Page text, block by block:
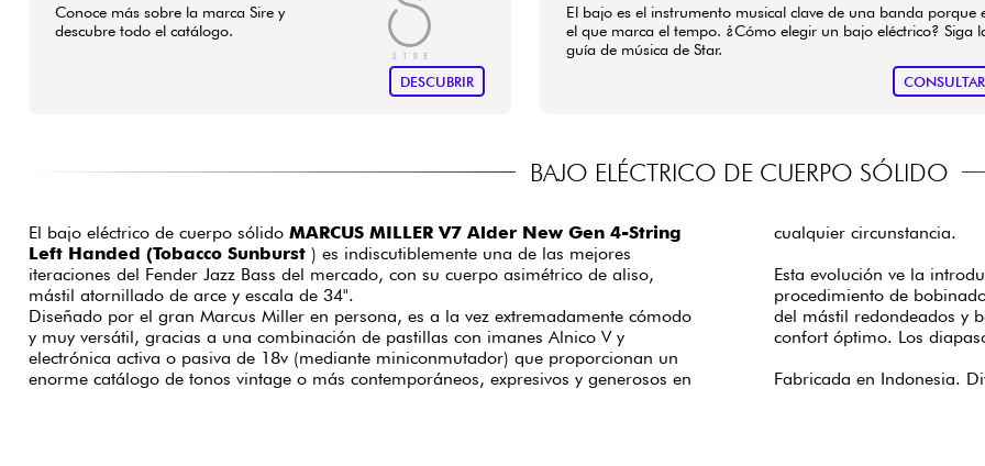
Conoce más sobre la marca Sire y
descubre todo el catálogo.
DESCUBRIR
El bajo es el instrumento musical clave de una banda porque
el que marca el tempo. ¿Cómo elegir un bajo eléctrico? Siga
guía de música de Star.
CONSULTAR
BAJO ELÉCTRICO DE CUERPO SÓLIDO
El bajo eléctrico de cuerpo sólido MARCUS MILLER V7 Alder New Gen 4-String
Left Handed (Tobacco Sunburst) es indiscutiblemente una de las mejores
iteraciones del Fender Jazz Bass del mercado, con su cuerpo asimétrico de aliso,
mástil atornillado de arce y escala de 34".
Diseñado por el gran Marcus Miller en persona, es a la vez extremadamente cómodo
y muy versátil, gracias a una combinación de pastillas con imanes Alnico V y
electrónica activa o pasiva de 18v (mediante miniconmutador) que proporcionan un
enorme catálogo de tonos vintage o más contemporáneos, expresivos y generosos en
cualquier circunstancia.
Esta evolución ve la
procedimiento de
del mástil redondeados y
confort óptimo. Los
Fabricada en Indonesia.